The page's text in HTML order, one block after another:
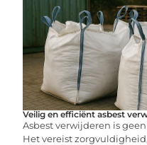
Veilig en efficiënt asbest
Asbest verwijderen is
Het vereist